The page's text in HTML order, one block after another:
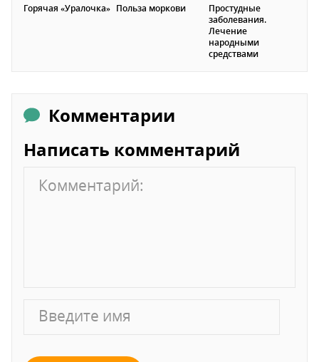
Горячая «Уралочка» Польза моркови
Простудные
заболевания.
Лечение
народными
средствами
Комментарии
Написать комментарий